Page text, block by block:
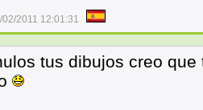
02/2011 12:01:31
tus dibujos creo